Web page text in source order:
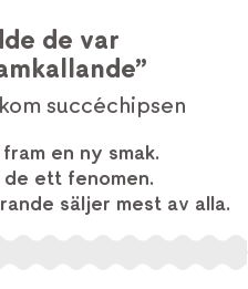
de var
succéchipsen
en ny smak.
ett fenomen.
säljer mest av alla.